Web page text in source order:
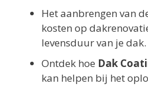
Het aanbrengen van
kosten op
levensduur van je dak.
Ontdek hoe Dak
kan helpen bij het